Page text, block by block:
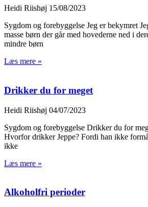
Heidi Riishøj 15/08/2023
Sygdom og forebyggelse Jeg er bekymret
masse børn der går med hovederne ned i
mindre børn
Læs mere »
Drikker du for meget
Heidi Riishøj 04/07/2023
Sygdom og forebyggelse Drikker du for
Hvorfor drikker Jeppe? Fordi han ikke
ikke
Læs mere »
Alkoholfri perioder